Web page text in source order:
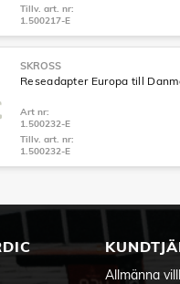
Tillv. art. nr:
1.500217-E
SKROSS
Reseadapter Europa till
Art nr:
1.500232-E
Tillv. art. nr:
1.500232-E
Allmänna